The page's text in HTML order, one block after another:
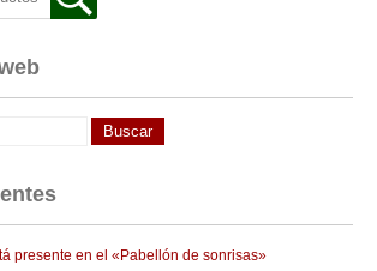
presente en el «Pabellón de sonrisas»